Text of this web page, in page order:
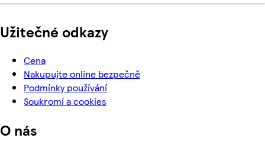
Užitečné odkazy
Cena
Nakupujte online bezpečně
Podmínky používání
Soukromí a cookies
O nás